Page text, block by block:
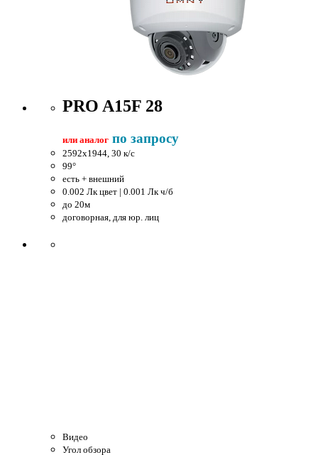
PRO A15F 28
или аналог по запросу
2592x1944, 30 к/c
99°
есть + внешний
0.002 Лк цвет | 0.001 Лк ч/б
до 20м
договорная, для юр. лиц
Видео
Угол обзора